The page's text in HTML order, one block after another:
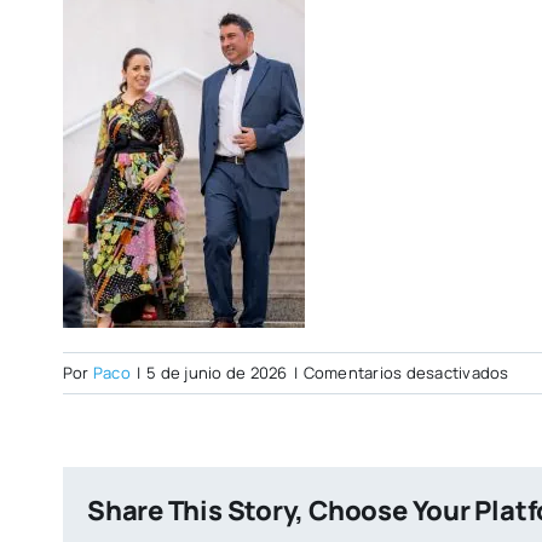
Por Paco | 5 de junio de 2026 | Comentarios desactivadosen
Share This Story, Choose Your